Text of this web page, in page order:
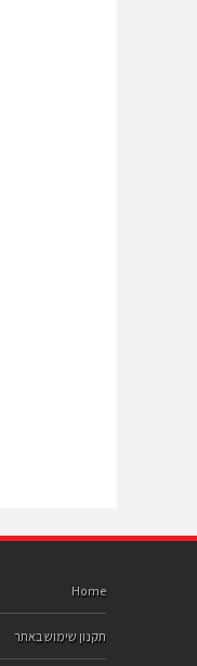
Home
תקנון שימוש באתר